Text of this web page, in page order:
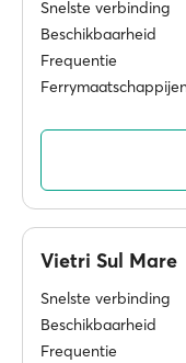
Snelste verbinding
Beschikbaarheid
Frequentie
Vietri Sul Mare
Snelste verbinding
Beschikbaarheid
Frequentie